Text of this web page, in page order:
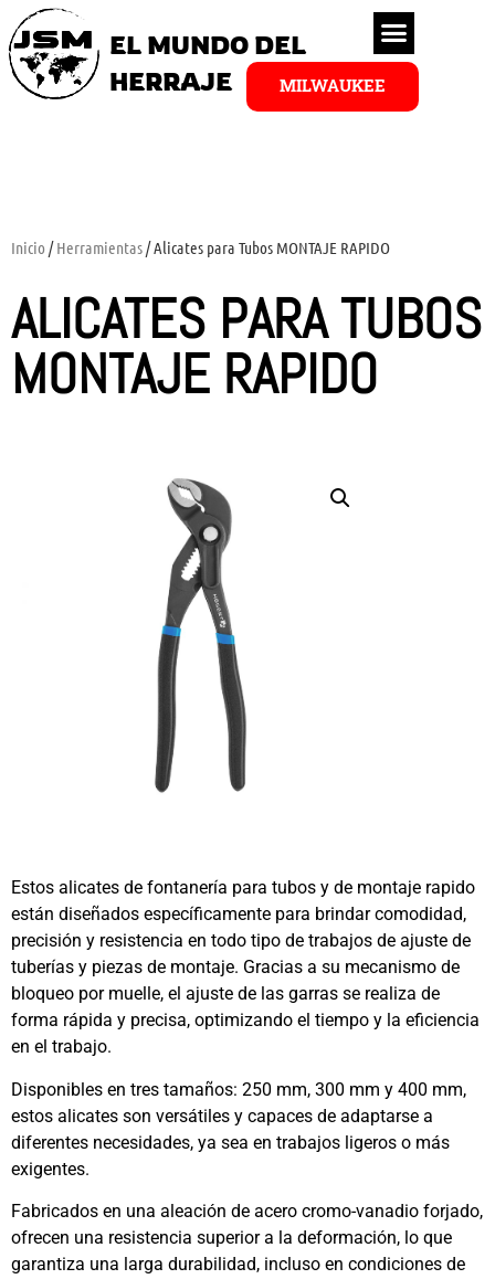
EL MUNDO DEL
HERRAJE
MILWAUKEE
Inicio /Herramientas/ Alicates para Tubos MONTAJE RAPIDO
ALICATES PARA TUBOS
MONTAJE RAPIDO
Estos alicates de fontanería para tubos y de montaje rapido
están diseñados específicamente para brindar comodidad,
precisión y resistencia en todo tipo de trabajos de ajuste de
tuberías y piezas de montaje. Gracias a su mecanismo de
bloqueo por muelle, el ajuste de las garras se realiza de
forma rápida y precisa, optimizando el tiempo y la eficiencia
en el trabajo.
Disponibles en tres tamaños: 250 mm, 300 mm y 400 mm,
estos alicates son versátiles y capaces de adaptarse a
diferentes necesidades, ya sea en trabajos ligeros o más
exigentes.
Fabricados en una aleación de acero cromo-vanadio forjado,
ofrecen una resistencia superior a la deformación, lo que
garantiza una larga durabilidad, incluso en condiciones de